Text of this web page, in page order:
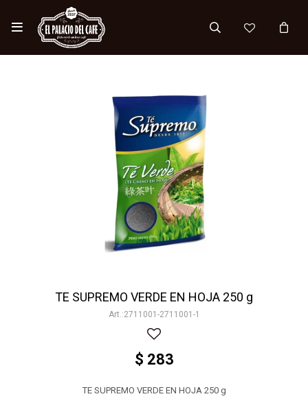

TE SUPREMO VERDE EN HOJA 250 g
2711001-2711001-1
$ 283
TE SUPREMO VERDE EN HOJA 250 g